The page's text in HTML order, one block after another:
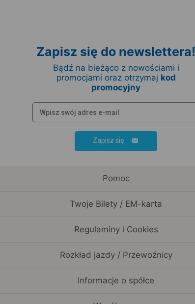
Zapisz się do newslettera!
Bądź na bieżąco z nowościami i
promocjami oraz otrzymaj kod
promocyjny
Zapisz się
Pomoc
Twoje Bilety / EM-karta
Regulaminy i Cookies
Rozkład jazdy / Przewoźnicy
Informacje o spółce